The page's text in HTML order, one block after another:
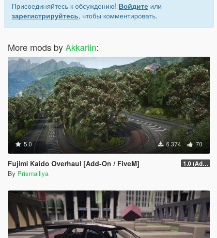
Присоединяйтесь к обсуждению! Войдите или
зарегистрируйтесь, чтобы комментировать.
More mods byAkkariin:
5.0 6 374 70
Fujimi Kaido Overhaul [Add-On / FiveM] 1.0 (Add-On)
By Prismaillya